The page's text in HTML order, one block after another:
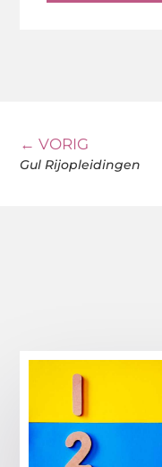
← VORIG
Gul Rijopleidingen